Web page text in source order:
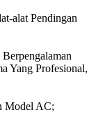
alat Pendingan
Yang Profesional,
Model AC;